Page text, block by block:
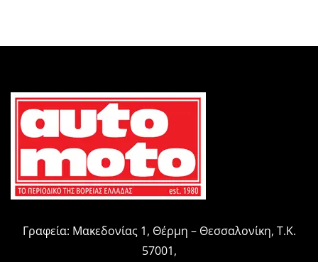
Γραφεία: Μακεδονίας 1, Θέρμη – Θεσσαλονίκη, Τ.Κ.
57001,